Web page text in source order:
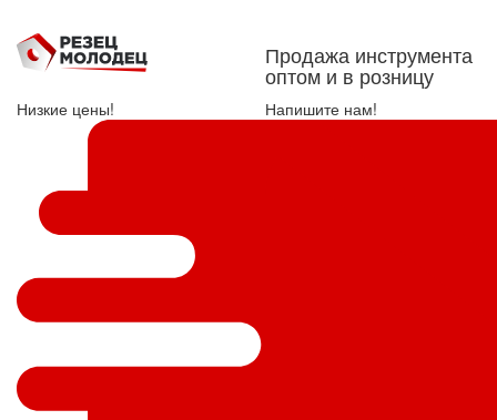
Продажа инструмента
оптом и в розницу
Низкие цены! Напишите нам!